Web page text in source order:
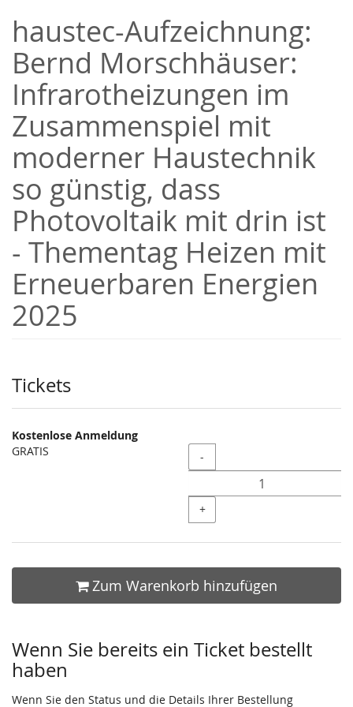
Haupt-
Inhalt
springen
haustec-Aufzeichnung:
Bernd Morschhäuser:
Infrarotheizungen im
Zusammenspiel mit
moderner Haustechnik
so günstig, dass
Photovoltaik mit drin ist
- Thementag Heizen mit
Erneuerbaren Energien
2025
Produkte
Tickets
Kostenlose Anmeldung
GRATIS
Menge
-
+
Zum Warenkorb hinzufügen
Wenn Sie bereits ein Ticket bestellt
haben
Wenn Sie den Status und die Details Ihrer Bestellung